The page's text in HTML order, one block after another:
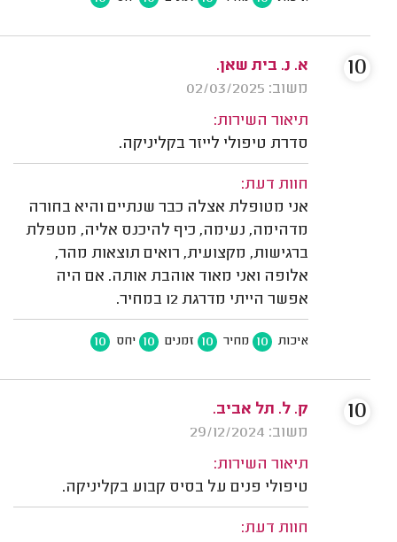
א. נ. בית שאן.
משוב: 02/03/2025
תיאור השירות:
סדרת טיפולי לייזר בקליניקה.
חוות דעת:
אני מטופלת אצלה כבר שנתיים והיא בחורה
מדהימה, נעימה, כיף להיכנס אליה, מטפלת
ברגישות, מקצועית, רואים תוצאות מהר,
אלופה ואני מאוד אוהבת אותה. אם היה
אפשר הייתי מדרגת 12 במחיר.
איכות 10 מחיר 10 זמנים 10 יחס 10
10
ק. ל. תל אביב.
משוב: 29/12/2024
תיאור השירות:
טיפולי פנים על בסיס קבוע בקליניקה.
חוות דעת:
10